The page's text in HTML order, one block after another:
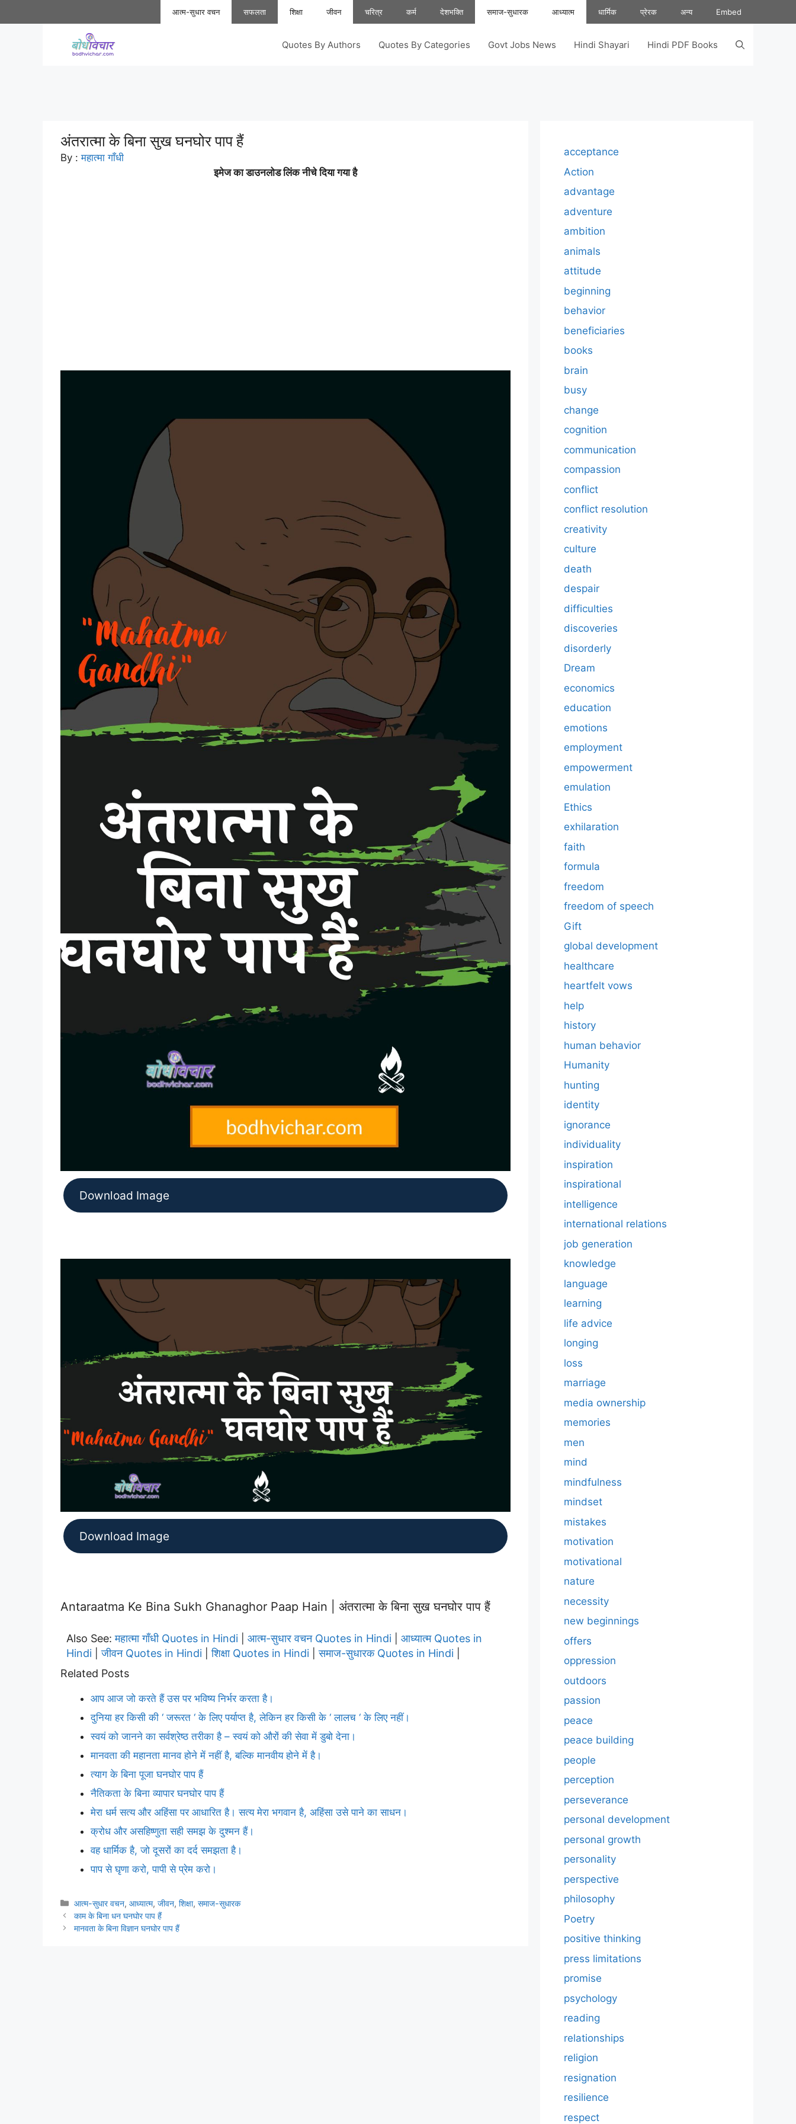
to
आत्म-सुधार वचन सफलता शिक्षा जीवन चरित्र कर्म देशभक्ति समाज-सुधारक आध्यात्म धार्मिक प्रेरक अन्य Embed
Quotes By Authors Quotes By Categories Govt Jobs News Hindi Shayari Hindi PDF Books
अंतरात्मा के बिना सुख घनघोर पाप हैं
By :महात्मा गाँधी
इमेज का डाउनलोड लिंक नीचे दिया गया है
Download Image
Download Image
Antaraatma Ke Bina Sukh Ghanaghor Paap Hain | अंतरात्मा के बिना सुख घनघोर पाप हैं
Also See:महात्मा गाँधी Quotes in Hindi आत्म-सुधार वचन Quotes in Hindi
आध्यात्म Quotes in
Hindi |जीवन Quotes in Hindi |शिक्षा Quotes in Hindi |समाज-सुधारक Quotes in Hindi
Related Posts
आप आज जो करते हैं उस पर भविष्य निर्भर करता है।
दुनिया हर किसी की ‘ जरूरत ‘ के लिए पर्याप्त है, लेकिन हर किसी के ‘ लालच ‘ के लिए नहीं।
स्वयं को जानने का सर्वश्रेष्ठ तरीका है – स्वयं को औरों की सेवा में डुबो देना।
मानवता की महानता मानव होने में नहीं है, बल्कि मानवीय होने में है।
त्याग के बिना पूजा घनघोर पाप हैं
नैतिकता के बिना व्यापार घनघोर पाप हैं
मेरा धर्म सत्य और अहिंसा पर आधारित है। सत्य मेरा भगवान है, अहिंसा उसे पाने का साधन।
क्रोध और असहिष्णुता सही समझ के दुश्मन हैं।
वह धार्मिक है, जो दूसरों का दर्द समझता है।
पाप से घृणा करो, पापी से प्रेम करो।
Categories
आत्म-सुधार वचन,आध्यात्म,जीवन,शिक्षा,समाज-सुधारक
काम के बिना धन घनघोर पाप हैं
मानवता के बिना विज्ञान घनघोर पाप हैं
acceptance
Action
advantage
adventure
ambition
animals
attitude
beginning
behavior
beneficiaries
books
brain
busy
change
cognition
communication
compassion
conflict
conflict resolution
creativity
culture
death
despair
difficulties
discoveries
disorderly
Dream
economics
education
emotions
employment
empowerment
emulation
Ethics
exhilaration
faith
formula
freedom
freedom of speech
Gift
global development
healthcare
heartfelt vows
help
history
human behavior
Humanity
hunting
identity
ignorance
individuality
inspiration
inspirational
intelligence
international relations
job generation
knowledge
language
learning
life advice
longing
loss
marriage
media ownership
memories
men
mind
mindfulness
mindset
mistakes
motivation
motivational
nature
necessity
new beginnings
offers
oppression
outdoors
passion
peace
peace building
people
perception
perseverance
personal development
personal growth
personality
perspective
philosophy
Poetry
positive thinking
press limitations
promise
psychology
reading
relationships
religion
resignation
resilience
respect